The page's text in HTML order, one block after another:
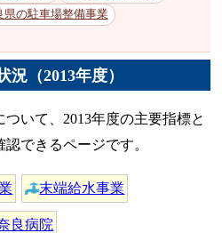
県の駐車場整備事業
（2013年度）
いて、2013年度の主要指標と
できるページです。
末端給水事業
良病院